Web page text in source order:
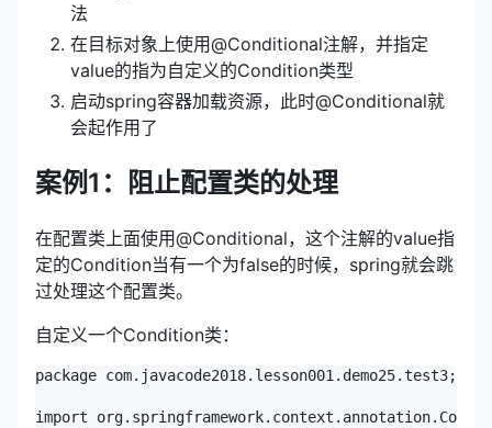
法
在目标对象上使用@Conditional注解，并指定
value的指为自定义的Condition类型
启动spring容器加载资源，此时@Conditional就
会起作用了
案例1：阻止配置类的处理
在配置类上面使用@Conditional，这个注解的value指
定的Condition当有一个为false的时候，spring就会跳
过处理这个配置类。
自定义一个Condition类：
package com.javacode2018.lesson001.demo25.test3;
import